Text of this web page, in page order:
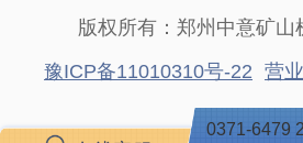
版权所有：郑州中意矿山
豫ICP备11010310号-22 营
0371-6479